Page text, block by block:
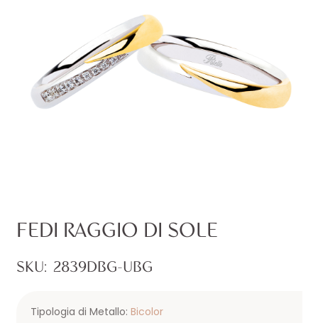
FEDI RAGGIO DI SOLE
SKU: 2839DBG-UBG
Tipologia di Metallo: Bicolor